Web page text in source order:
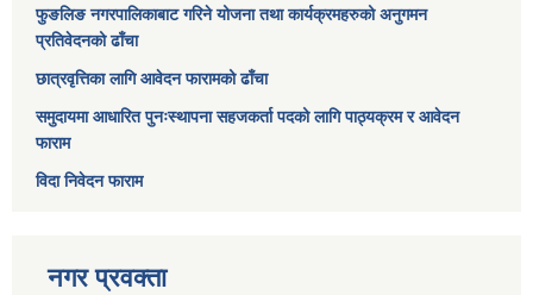
फुङलिङ नगरपालिकाबाट गरिने योजना तथा कार्यक्रमहरुको अनुगमन
प्रतिवेदनको ढाँचा
छात्रवृत्तिका लागि आवेदन फारामको ढाँचा
समुदायमा आधारित पुनःस्थापना सहजकर्ता पदको लागि पाठ्यक्रम र आवेदन
फाराम
विदा निवेदन फाराम
नगर प्रवक्ता